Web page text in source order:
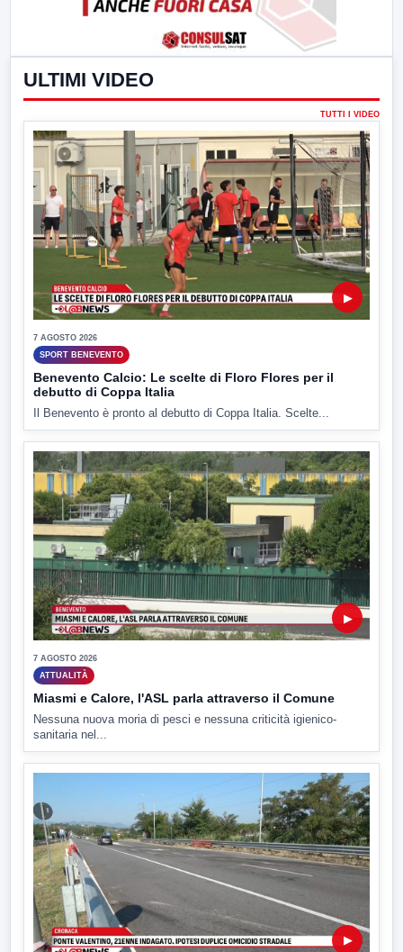
ULTIMI VIDEO
TUTTI I VIDEO
▶
7 AGOSTO 2026
SPORT BENEVENTO
Benevento Calcio: Le scelte di Floro Flores per il
debutto di Coppa Italia
Il Benevento è pronto al debutto di Coppa Italia. Scelte...
▶
7 AGOSTO 2026
ATTUALITÀ
Miasmi e Calore, l'ASL parla attraverso il Comune
Nessuna nuova moria di pesci e nessuna criticità igienico-
sanitaria nel...
▶